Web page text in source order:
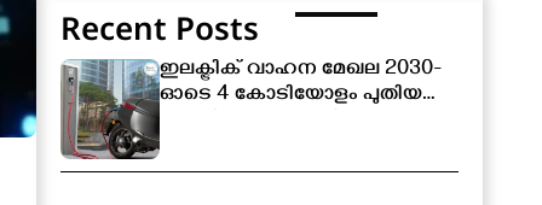
Recent Posts
ഇലക്ട്രിക് വാഹന മേഖല 2030-
ഓടെ 4 കോടിയോളം പുതിയ